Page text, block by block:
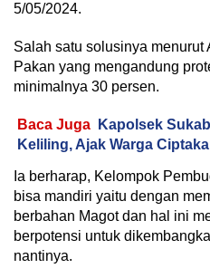
5/05/2024.
Salah satu solusinya menurut
Pakan yang mengandung
minimalnya 30 persen.
Baca Juga
Kapolsek
Keliling, Ajak Warga
Ia berharap, Kelompok
bisa mandiri yaitu dengan
berbahan Magot dan hal ini
berpotensi untuk
nantinya.